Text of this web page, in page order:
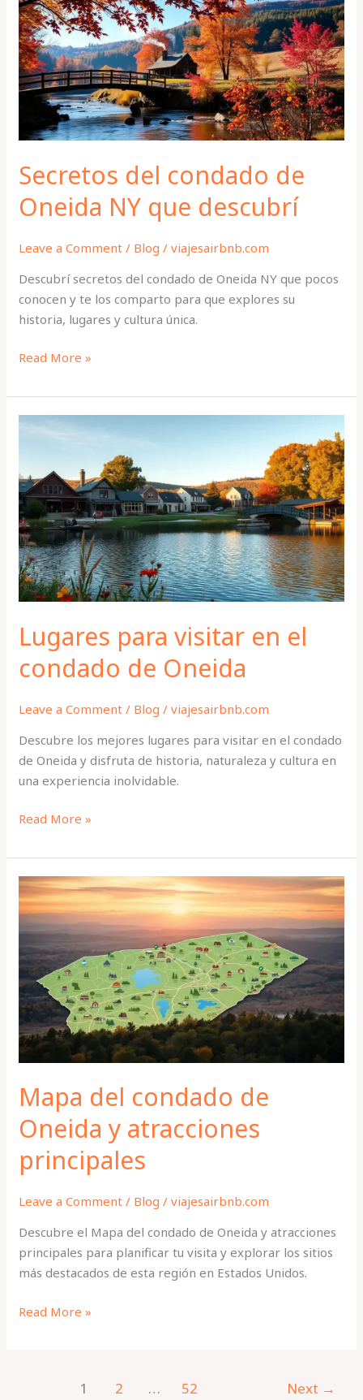
Secretos del condado de
Oneida NY que descubrí
Leave a Comment / Blog /viajesairbnb.com
Descubrí secretos del condado de Oneida NY que pocos
conocen y te los comparto para que explores su
historia, lugares y cultura única.
condado
de
Oneida
NY
que
descubrí
Read More »
Lugares para visitar en el
condado de Oneida
Leave a Comment / Blog /viajesairbnb.com
Descubre los mejores lugares para visitar en el condado
de Oneida y disfruta de historia, naturaleza y cultura en
una experiencia inolvidable.
Lugares
en
el
condado
de
Oneida
Read More »
Mapa del condado de
Oneida y atracciones
principales
Leave a Comment / Blog /viajesairbnb.com
Descubre el Mapa del condado de Oneida y atracciones
principales para planificar tu visita y explorar los sitios
más destacados de esta región en Estados Unidos.
Mapa
del
condado
de
Oneida
y
atracciones
principales
Read More »
1 2 … 52 Next →